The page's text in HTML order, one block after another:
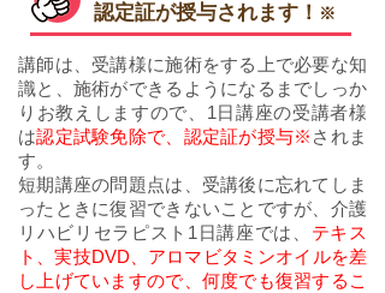
認定証が授与されます！ ※
講師は、受講様に施術をする上で必要な知
識と、施術ができるようになるまでしっか
りお教えしますので、1日講座の受講者様
は認定試験免除で、認定証が授与※ されま
す。
短期講座の問題点は、受講後に忘れてしま
ったときに復習できないことですが、 介護
リハビリセラピスト1日講座では、 テキス
ト、実技DVD、アロマビタミンオイルを差
し上げていますので、何度でも復習するこ